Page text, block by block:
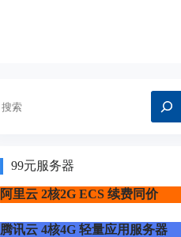
索
99元服务器
阿里云 2核2G ECS 续费同价
腾讯云 4核4G 轻量应用服务器